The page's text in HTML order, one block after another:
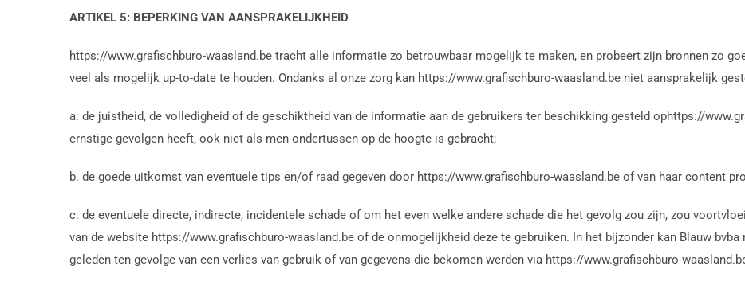
ARTIKEL 5: BEPERKING VAN AANSPRAKELIJKHEID
https://www.grafischburo-waasland.be tracht alle informatie zo betrouwbaar mogelijk te maken, en probeert zijn bronnen zo
veel als mogelijk up-to-date te houden. Ondanks al onze zorg kan https://www.grafischburo-waasland.be niet aansprakelijk
a. de juistheid, de volledigheid of de geschiktheid van de informatie aan de gebruikers ter beschikking gesteld ophttps://
ernstige gevolgen heeft, ook niet als men ondertussen op de hoogte is gebracht;
b. de goede uitkomst van eventuele tips en/of raad gegeven door https://www.grafischburo-waasland.be of van haar content
c. de eventuele directe, indirecte, incidentele schade of om het even welke andere schade die het gevolg zou zijn, zou
van de website https://www.grafischburo-waasland.be of de onmogelijkheid deze te gebruiken. In het bijzonder kan Blauw
geleden ten gevolge van een verlies van gebruik of van gegevens die bekomen werden via https://www.grafischburo-